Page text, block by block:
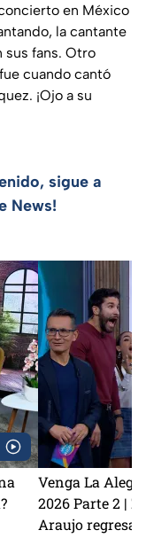
en México
la cantante
sus fans. Otro
cuando cantó
¡Ojo a su
sigue a
News!
Venga La
2026 Parte 2 |
Araujo